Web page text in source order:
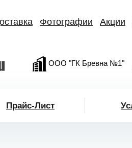
Фотографии Акции
ООО "ГК Бревна №1"
Прайс-Лист